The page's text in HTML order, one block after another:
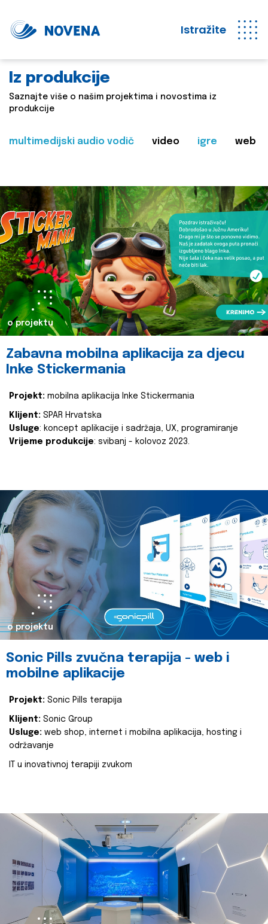
Istražite
Iz produkcije
Saznajte više o našim projektima i novostima iz
produkcije
multimedijski audio vodič video igre web
o projektu
Zabavna mobilna aplikacija za djecu
Inke Stickermania
Projekt: mobilna aplikacija Inke Stickermania
Klijent: SPAR Hrvatska
Usluge: koncept aplikacije i sadržaja, UX, programiranje
Vrijeme produkcije: svibanj - kolovoz 2023.
o projektu
Sonic Pills zvučna terapija - web i
mobilne aplikacije
Projekt: Sonic Pills terapija
Klijent: Sonic Group
Usluge: web shop, internet i mobilna aplikacija, hosting i
održavanje
IT u inovativnoj terapiji zvukom